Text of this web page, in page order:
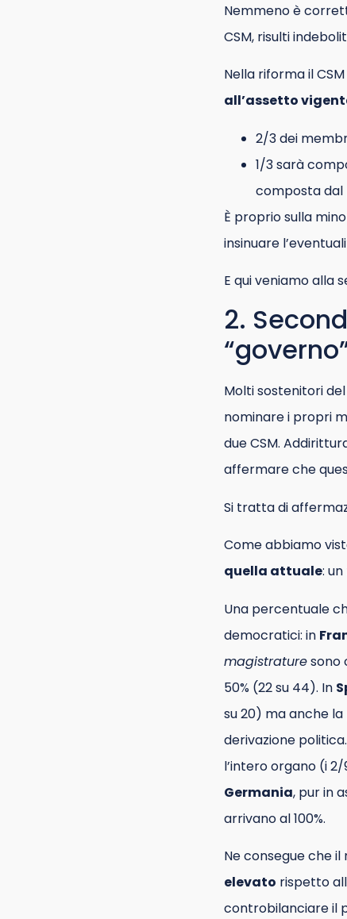
Nemmeno è
CSM, risulti
Nella riforma il
all’assetto
2/3 dei
1/3 sarà
composta dal
È proprio sulla
insinuare
E qui veniamo alla
2.
Molti sostenitori
nominare i propri
due CSM.
affermare che
Si tratta di
Come abbiamo
quella attuale:
Una percentuale
democratici: in
magistraturesono
50% (22 su 44). In
su 20) ma anche
derivazione
l’intero organo (i
Germania, pur in
arrivano al 100%.
Ne consegue che
elevato rispetto
controbilanciare il